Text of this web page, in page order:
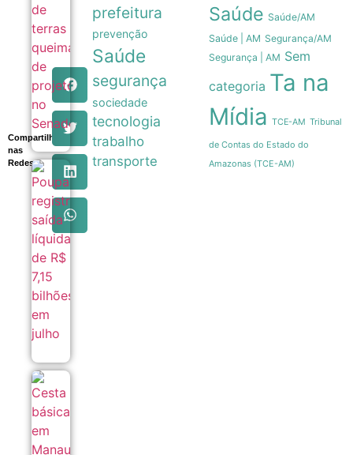
Compartilhe
nas
Redes
registra
saída
prefeitura
prevenção
Saúde
segurança
sociedade
tecnologia
trabalho
transporte
Saúde Saúde/AM
Saúde | AM Segurança/AM
Segurança | AM Sem
categoria Ta na
Mídia TCE-AM Tribunal
de Contas do Estado do
Amazonas (TCE-AM)